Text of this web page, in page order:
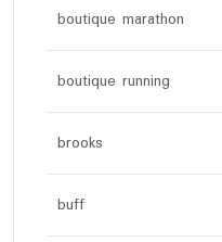
boutique marathon
boutique running
brooks
buff